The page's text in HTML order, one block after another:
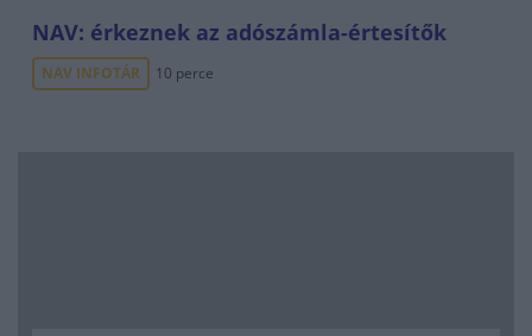
NAV: érkeznek az adószámla-értesítők
NAV INFOTÁR 10 perce